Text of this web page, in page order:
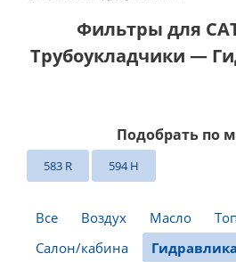
Фильтры для
Трубоукладчики —
Подобрать по
583 R 594 H
Все Воздух Масло
Салон/кабина
Гидравлика